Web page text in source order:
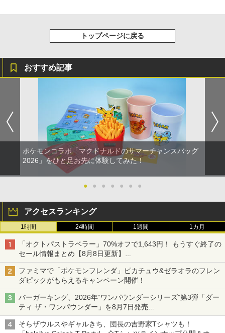
トップページに戻る
おすすめ記事
ポケモンコラボ「マクドナルドのサマーチャンスバッグ
2026」をひと足お先に体験してみた！
● ● ● ● ● ● ●
アクセスランキング
1時間 24時間 1週間 1カ月
「オクトパストラベラー」70%オフで1,643円！ もうすぐ終了の
セール情報まとめ【8月8日更新】
ニンテンドーeショップでは「大神 絶景版」が67%オフで990円
ファミマで「ポケモンフレンダ」ピカチュウ&ゼラオラのフレン
ダピックがもらえるキャンペーン開催！
バーガーキング、2026年“ワンパウンダーシリーズ”第3弾「ダー
ティ ザ・ワンパウンダー」を8月7日発売
「特製ガーリックマヨソース」を使用した超大型チーズバーガー
そらザウルスやギャルきち、団長の吉野家Tシャツも！